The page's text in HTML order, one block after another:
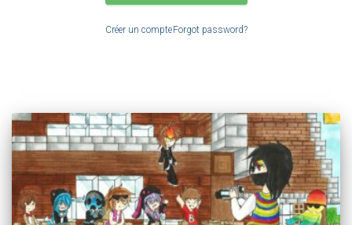
Créer un compteForgot password?